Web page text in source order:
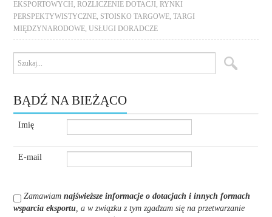
EKSPORTOWYCH
ROZLICZENIE DOTACJI
RYNKI
PERSPEKTYWISTYCZNE STOISKO TARGOWE ,TARGI
MIĘDZYNARODOWE USŁUGI DORADCZE
BĄDŹ NA BIEŻĄCO
Imię
E-mail
Zamawiamnajświeższe informacje o dotacjach i innych formach
wsparcia eksportu, a w związku z tym zgadzam się na przetwarzanie